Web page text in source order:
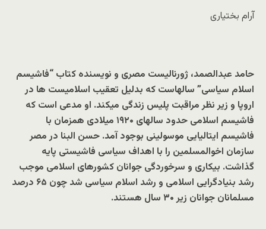
آرام بختیاری
حامد عبدالصمد، ژورنالیست مصری و نویسنده کتاب “فاشیسم
اسلام سیاسی” سالهاست که بدلیل تعقیب اسلامیست ها در
اروپا و زیر نظر مراقبت پلیس زندگی میکند. او مدعی است که
فاشیسم اسلامی حدود سالهای ۱۹۲۰ میلادی همزمان با
فاشیسم ایتالیایی موسولینی بوجود آمد. حسن البنا در مصر
سازمان اخوالمسلمین را با اهداف سیاسی فاشیستی پایه
گذاشت. بیکاری و سرخوردگی جوانان کشورهای اسلامی موجب
رشد بنیادگرایی اسلامی و رشد اسلام سیاسی شد چون ۶۵ درصد
مسلمانان جوانان زیر ۳۰ سال هستند.